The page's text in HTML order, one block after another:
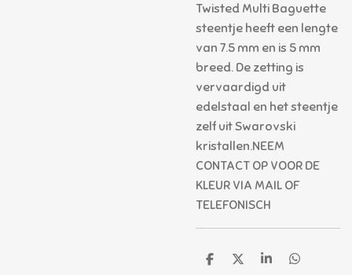
Twisted Multi Baguette
steentje heeft een lengte
van 7.5 mm en is 5 mm
breed. De zetting is
vervaardigd uit
edelstaal en het steentje
zelf uit Swarovski
kristallen.NEEM
CONTACT OP VOOR DE
KLEUR VIA MAIL OF
TELEFONISCH
D
D
S
D